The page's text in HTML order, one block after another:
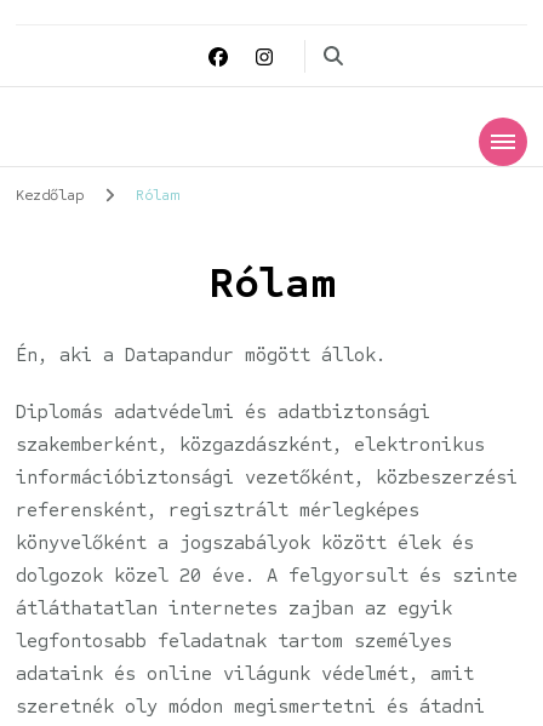
Datapandur
Kezdőlap Rólam
Rólam
Én, aki a Datapandur mögött állok.
Diplomás adatvédelmi és adatbiztonsági
szakemberként, közgazdászként, elektronikus
információbiztonsági vezetőként, közbeszerzési
referensként, regisztrált mérlegképes
könyvelőként a jogszabályok között élek és
dolgozok közel 20 éve. A felgyorsult és szinte
átláthatatlan internetes zajban az egyik
legfontosabb feladatnak tartom személyes
adataink és online világunk védelmét, amit
szeretnék oly módon megismertetni és átadni